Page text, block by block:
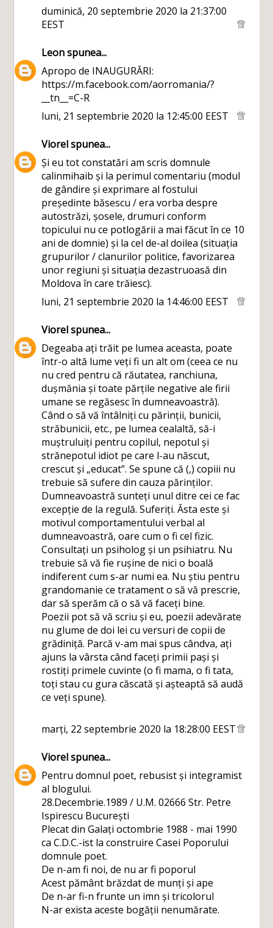
duminică, 20 septembrie 2020 la 21:37:00
EEST
Leonspunea...
Apropo de INAUGURĂRI:
https://m.facebook.com/aorromania/?
__tn__=C-R
luni, 21 septembrie 2020 la 12:45:00 EEST
Viorelspunea...
Și eu tot constatări am scris domnule
calinmihaib și la perimul comentariu (modul
de gândire și exprimare al fostului
președinte băsescu / era vorba despre
autostrăzi, șosele, drumuri conform
topicului nu ce potlogării a mai făcut în ce 10
ani de domnie) și la cel de-al doilea (situația
grupurilor / clanurilor politice, favorizarea
unor regiuni și situația dezastruoasă din
Moldova în care trăiesc).
luni, 21 septembrie 2020 la 14:46:00 EEST
Viorelspunea...
Degeaba ați trăit pe lumea aceasta, poate
într-o altă lume veți fi un alt om (ceea ce nu
nu cred pentru că răutatea, ranchiuna,
dușmănia și toate părțile negative ale firii
umane se regăsesc în dumneavoastră).
Când o să vă întâlniți cu părinții, bunicii,
străbunicii, etc., pe lumea cealaltă, să-i
muștruluiți pentru copilul, nepotul și
strănepotul idiot pe care l-au născut,
crescut și „educat”. Se spune că (,) copiii nu
trebuie să sufere din cauza părinților.
Dumneavoastră sunteți unul ditre cei ce fac
excepție de la regulă. Suferiți. Ăsta este și
motivul comportamentului verbal al
dumneavoastră, oare cum o fi cel fizic.
Consultați un psiholog și un psihiatru. Nu
trebuie să vă fie rușine de nici o boală
indiferent cum s-ar numi ea. Nu știu pentru
grandomanie ce tratament o să vă prescrie,
dar să sperăm că o să vă faceți bine.
Poezii pot să vă scriu și eu, poezii adevărate
nu glume de doi lei cu versuri de copii de
grădiniță. Parcă v-am mai spus cândva, ați
ajuns la vârsta când faceți primii pași și
rostiți primele cuvinte (o fi mama, o fi tata,
toți stau cu gura căscată și așteaptă să audă
ce veți spune).
marți, 22 septembrie 2020 la 18:28:00 EEST
Viorelspunea...
Pentru domnul poet, rebusist și integramist
al blogului.
28.Decembrie.1989 / U.M. 02666 Str. Petre
Ispirescu București
Plecat din Galați octombrie 1988 - mai 1990
ca C.D.C.-ist la construire Casei Poporului
domnule poet.
De n-am fi noi, de nu ar fi poporul
Acest pământ brăzdat de munți și ape
De n-ar fi-n frunte un imn și tricolorul
N-ar exista aceste bogății nenumărate.